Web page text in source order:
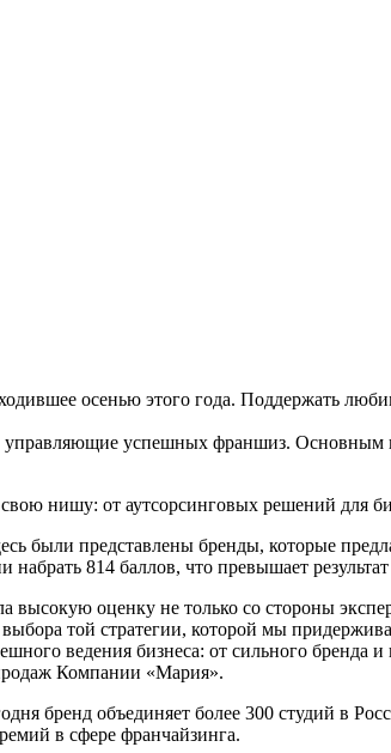
осенью этого года. Поддержать
управляющие успешных франшиз.
нишу: от аутсорсинговых решений для
были представлены бренды, которые
814 баллов, что превышает
оценку не только со стороны
той стратегии, которой мы
ведения бизнеса: от сильного бренда и
Компании «Мария».
бренд объединяет более 300 студий в
в сфере франчайзинга.